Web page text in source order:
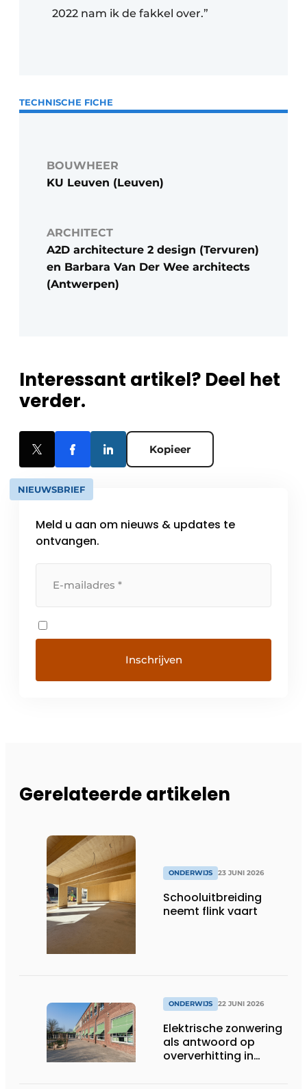
2022 nam ik de fakkel over.”
TECHNISCHE FICHE
BOUWHEER
KU Leuven (Leuven)
ARCHITECT
A2D architecture 2 design (Tervuren)
en Barbara Van Der Wee architects
(Antwerpen)
Interessant artikel? Deel het
verder.
Kopieer
NIEUWSBRIEF
Meld u aan om nieuws & updates te
ontvangen.
Gerelateerde artikelen
ONDERWIJS 23 JUNI 2026
Schooluitbreiding
neemt flink vaart
ONDERWIJS 22 JUNI 2026
Elektrische zonwering
als antwoord op
oververhitting in